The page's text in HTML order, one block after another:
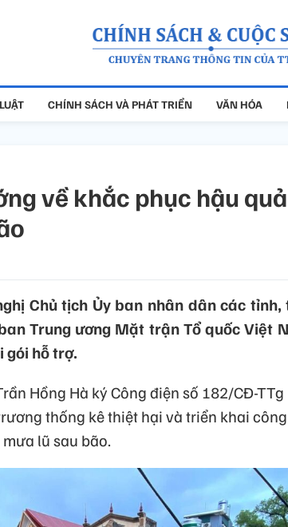
CHÍNH SÁCH VÀ PHÁT TRIỂN VĂN HÓA
về khắc phục hậu
Chủ tịch Ủy ban nhân dân các tỉnh,
Trung ương Mặt trận Tổ quốc Việt
gói hỗ trợ.
Hồng Hà ký Công điện số 182/CĐ-
thống kê thiệt hại và triển khai
lũ sau bão.